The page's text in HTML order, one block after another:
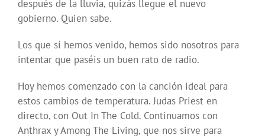
después de la lluvia, quizás llegue el nuevo
gobierno. Quien sabe.
Los que sí hemos venido, hemos sido nosotros para
intentar que paséis un buen rato de radio.
Hoy hemos comenzado con la canción ideal para
estos cambios de temperatura. Judas Priest en
directo, con Out In The Cold. Continuamos con
Anthrax y Among The Living, que nos sirve para